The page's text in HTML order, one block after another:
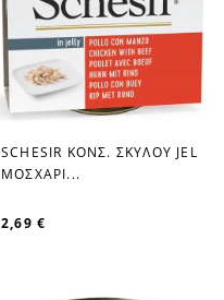
favorite_border
SCHESIR ΚΟΝΣ. ΣΚΥΛOY JEL
ΜΟΣΧΑΡΙ...
2,69 €